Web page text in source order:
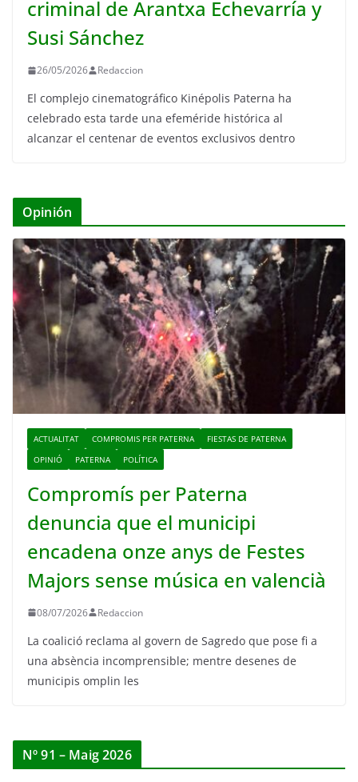
criminal de Arantxa Echevarría y
Susi Sánchez
26/05/2026 Redaccion
El complejo cinematográfico Kinépolis Paterna ha
celebrado esta tarde una efeméride histórica al
alcanzar el centenar de eventos exclusivos dentro
Opinión
ACTUALITAT COMPROMIS PER PATERNA
FIESTAS DE PATERNA
OPINIÓ
PATERNA POLÍTICA
Compromís per Paterna
denuncia que el municipi
encadena onze anys de Festes
Majors sense música en valencià
08/07/2026 Redaccion
La coalició reclama al govern de Sagredo que pose fi a
una absència incomprensible; mentre desenes de
municipis omplin les
Nº 91 – Maig 2026